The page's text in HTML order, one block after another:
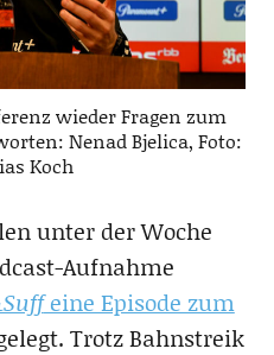
wieder Fragen zum
Nenad Bjelica, Foto:
Koch
unter der Woche
Aufnahme
eine Episode zum
Trotz Bahnstreik